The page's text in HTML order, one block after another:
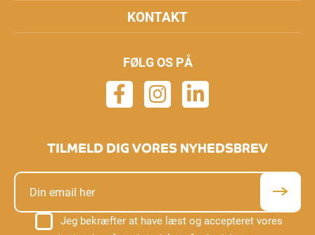
KONTAKT
FØLG OS PÅ
TILMELD DIG VORES NYHEDSBREV
Jeg bekræfter at have læst og accepteret vores